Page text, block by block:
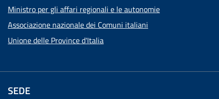
Ministro per gli affari regionali e le autonomie
Associazione nazionale dei Comuni italiani
Unione delle Province d'Italia
SEDE